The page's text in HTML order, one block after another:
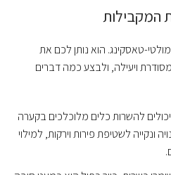
המקבילות
טאסקינג. הוא נותן לכם את
ויעילה, ולבצע כמה דברים
להשרות כלים מלוכלכים בקערה
לשטיפת פירות וירקות, למילוי